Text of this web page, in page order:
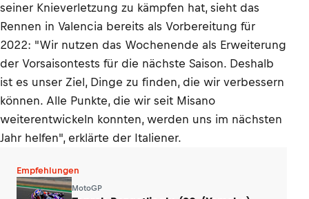
seiner Knieverletzung zu kämpfen hat, sieht das
Rennen in Valencia bereits als Vorbereitung für
2022: "Wir nutzen das Wochenende als Erweiterung
der Vorsaisontests für die nächste Saison. Deshalb
ist es unser Ziel, Dinge zu finden, die wir verbessern
können. Alle Punkte, die wir seit Misano
weiterentwickeln konnten, werden uns im nächsten
Jahr helfen", erklärte der Italiener.
Empfehlungen
MotoGP